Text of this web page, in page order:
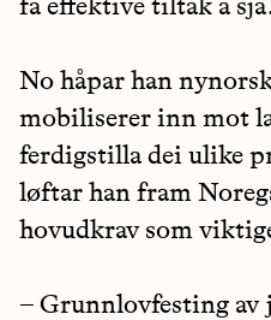
få effektive tiltak å
No håpar han
mobiliserer inn mot
ferdigstilla dei ulike
løftar han fram
hovudkrav som
– Grunnlovfesting